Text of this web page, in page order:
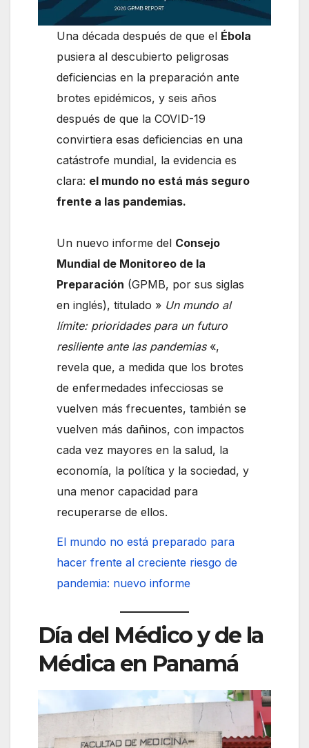
Una década después de que el Ébola
pusiera al descubierto peligrosas
deficiencias en la preparación ante
brotes epidémicos, y seis años
después de que la COVID-19
convirtiera esas deficiencias en una
catástrofe mundial, la evidencia es
clara: el mundo no está más seguro
frente a las pandemias.
Un nuevo informe del Consejo
Mundial de Monitoreo de la
Preparación (GPMB, por sus siglas
en inglés), titulado » Un mundo al
límite: prioridades para un futuro
resiliente ante las pandemias «,
revela que, a medida que los brotes
de enfermedades infecciosas se
vuelven más frecuentes, también se
vuelven más dañinos, con impactos
cada vez mayores en la salud, la
economía, la política y la sociedad, y
una menor capacidad para
recuperarse de ellos.
El mundo no está preparado para
hacer frente al creciente riesgo de
pandemia: nuevo informe
Día del Médico y de la
Médica en Panamá